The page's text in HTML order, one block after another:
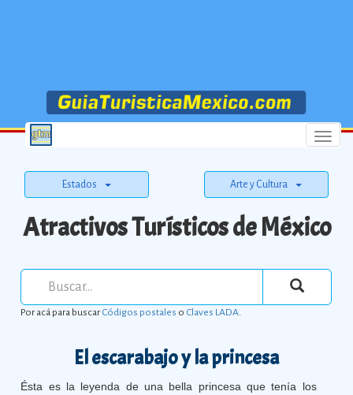
Menu
Estados Arte y Cultura
Atractivos Turísticos de México
Por acá para buscarCódigos postales o Claves LADA.
El escarabajo y la princesa
Ésta es la leyenda de una bella princesa que tenía los